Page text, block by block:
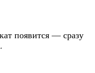
появится — сразу